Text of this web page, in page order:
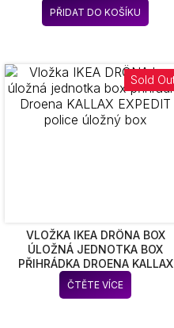
PŘIDAT DO KOŠÍKU
Sold
VLOŽKA IKEA DRÖNA BOX
ÚLOŽNÁ JEDNOTKA BOX
PŘIHRÁDKA DROENA KALLAX
EXPEDIT POLICE ÚLOŽNÝ BOX
ČTĚTE VÍCE